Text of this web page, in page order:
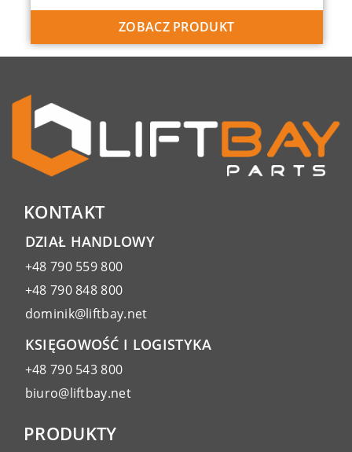
ZOBACZ PRODUKT
KONTAKT
DZIAŁ HANDLOWY
+48 790 559 800
+48 790 848 800
dominik@liftbay.net
KSIĘGOWOŚĆ I LOGISTYKA
+48 790 543 800
biuro@liftbay.net
PRODUKTY